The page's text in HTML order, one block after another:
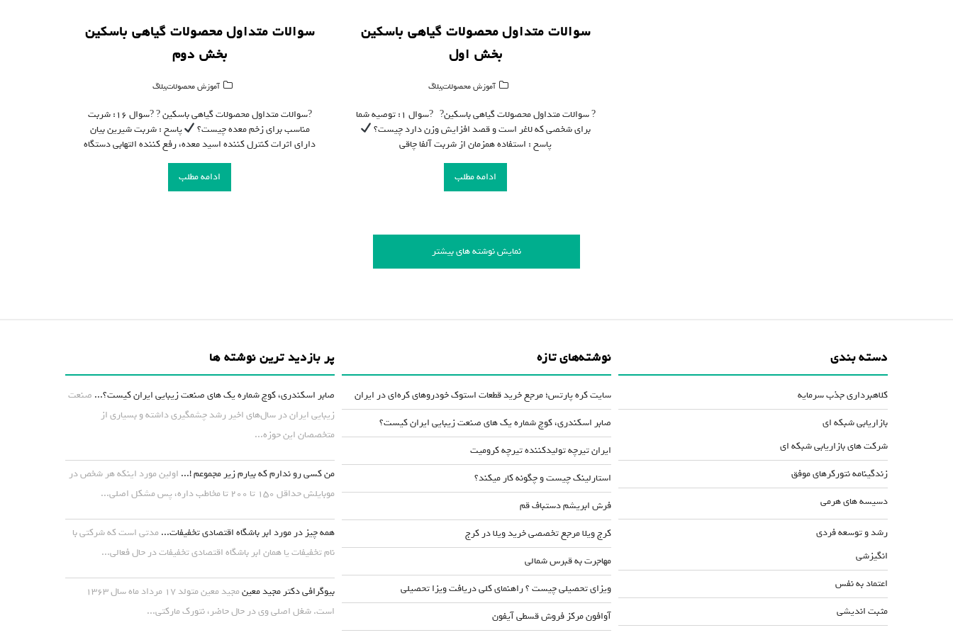
سوالات متداول محصولات گیاهی باسکین
بخش دوم
آموزش محصولات,بلاگ
?سوالات متداول محصولات گیاهی باسکین ? ?سوال ۱۶: شربت
مناسب برای زخم معده چیست؟
پاسخ : شربت شیرین بیان
دارای اثرات کنترل کننده اسید معده، رفع کننده التهابی دستگاه
ادامه مطلب
سوالات متداول محصولات گیاهی باسکین
بخش اول
آموزش محصولات,بلاگ
? سوالات متداول محصولات گیاهی باسکین? ?سوال ۱: توصیه شما
برای شخصی که لاغر است و قصد افزایش وزن دارد چیست؟
پاسخ : استفاده همزمان از شربت آلفا چاقی
ادامه مطلب
نمایش نوشته های بیشتر
پر بازدید ترین نوشته ها
صابر اسکندری، کوچ شماره یک های صنعت زیبایی ایران کیست؟... صنعت
زیبایی ایران در سال‌های اخیر رشد چشمگیری داشته و بسیاری از
متخصصان این حوزه...
من کسی رو ندارم که بیارم زیر مجموعم !... اولین مورد اینکه هر شخص در
موبایلش حداقل ۱۵۰ تا ۲۰۰ تا مخاطب داره، پس مشکل اصلی...
همه چیز در مورد ابر باشگاه اقتصادی تخفیفات...مدتی است که شرکتی با
نام تخفیفات یا همان ابر باشگاه اقتصادی تخفیفات در حال فعالی...
بیوگرافی دکتر مجید معین
مجید معین متولد ۱۷ مرداد ماه سال ۱۳۶۳
است. شغل اصلی وی در حال حاضر، نتورک مارکتی...
نوشته‌های تازه
سایت کره پارتس؛ مرجع خرید قطعات استوک خودروهای کره‌ای در ایران
صابر اسکندری، کوچ شماره یک های صنعت زیبایی ایران کیست؟
ایران تیرچه تولیدکننده تیرچه کرومیت
استارلینک چیست و چگونه کار میکند؟
فرش ابریشم دستباف قم
کرج ویلا مرجع تخصصی خرید ویلا در کرج
مهاجرت به قبرس شمالی
ویزای تحصیلی چیست ؟ راهنمای کلی دریافت ویزا تحصیلی
آوافون مرکز فروش قسطی آیفون
دسته بندی
کلاهبرداری جذب سرمایه
بازاریابی شبکه ای
شرکت های بازاریابی شبکه ای
زندگینامه نتورکرهای موفق
دسیسه های هرمی
رشد و توسعه فردی
انگیزشی
اعتماد به نفس
مثبت اندیشی